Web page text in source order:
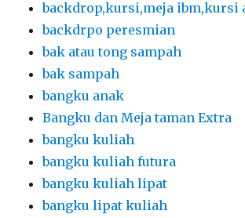
backdrop,kursi,meja ibm,kursi
backdrpo peresmian
bak atau tong sampah
bak sampah
bangku anak
Bangku dan Meja taman Extra
bangku kuliah
bangku kuliah futura
bangku kuliah lipat
bangku lipat kuliah